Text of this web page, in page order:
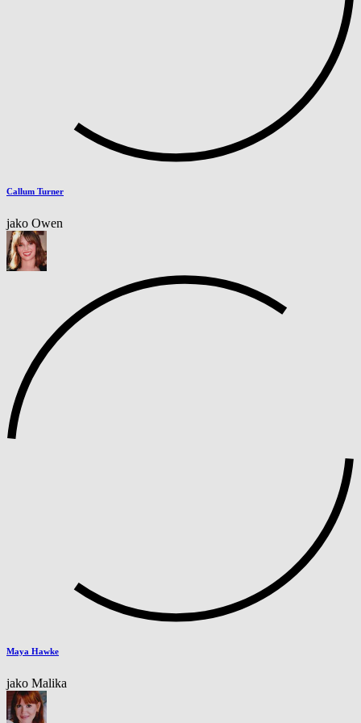
Callum Turner
jako Owen
Maya Hawke
jako Malika